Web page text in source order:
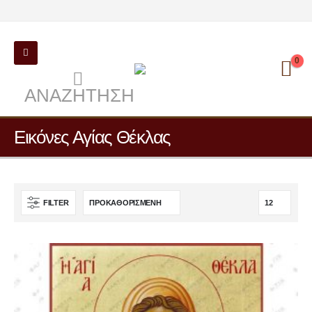
ΑΝΑΖΉΤΗΣΗ
0
Εικόνες Αγίας Θέκλας
FILTER